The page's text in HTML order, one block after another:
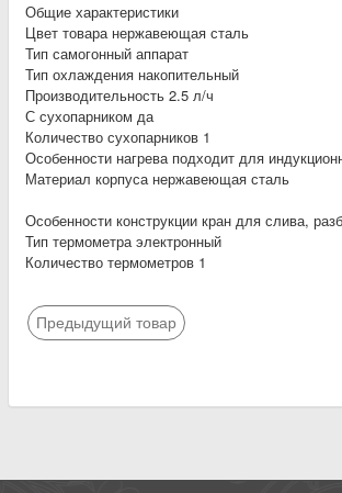
Общие характеристики
Цвет товара нержавеющая сталь
Тип самогонный аппарат
Тип охлаждения накопительный
Производительность 2.5 л/ч
С сухопарником да
Количество сухопарников 1
Особенности нагрева подходит для
Материал корпуса нержавеющая сталь
Особенности конструкции кран для слива,
Тип термометра электронный
Количество термометров 1
Предыдущий товар